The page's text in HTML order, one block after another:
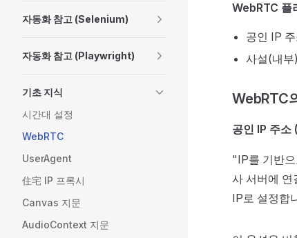
자동화 참고 (Selenium)
자동화 참고 (Playwright)
기초 지식
시간대 설정
WebRTC
UserAgent
住宅 IP 프록시
Canvas 지문
AudioContext 지문
WebRTC 플
공인 IP
사설(내
WebRTC
공인 IP 주
"IP를 기반
사 서버에 연
IP로 설정합